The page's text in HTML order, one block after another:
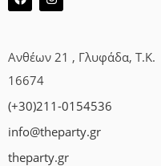
Ανθέων 21 , Γλυφάδα, Τ.Κ.
16674
(+30)211-0154536
info@theparty.gr
theparty.gr